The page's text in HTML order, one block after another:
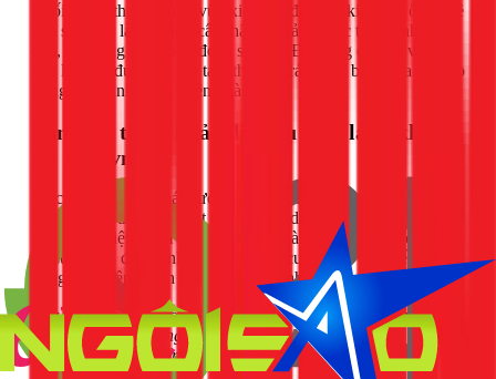
Cuối cùng, thợ sẽ dùng vữa xi măng để trám kín rãnh ống. Bề
mặt sẽ được làm phẳng cẩn thận để trả lại bức tường như ban
đầu, sẵn sàng cho công đoạn sơn bả. Đầu ống chờ tại vị trí
dàn lạnh sẽ được bịt kín tạm thời để tránh bụi bẩn, vữa rơi vào
trong quá trình hoàn thiện nhà.
Bảng giá tham khảo dịch vụ điện lạnh khác
tại 1Fix.vn
Việc lắp đặt ống thoát nước điều hòa âm tường thường được
báo giá dựa trên khảo sát thực tế (độ dài, độ khó thi công). Để
quý khách tiện tham khảo, dưới đây là bảng giá một số dịch
vụ sửa chữa điện lạnh khác do 1Fix cung cấp, cam kết sử
dụng linh kiện chính hãng và bảo hành dài hạn.
Lưu ý: Bảng giá dưới đây dành cho dịch vụ sửa chữa tủ
lạnh, tủ mát. Vui lòng liên hệ hotline để nhận báo giá chính
xác cho dịch vụ đi ống điều hòa âm tường.